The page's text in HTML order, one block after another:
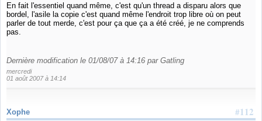
En fait l'essentiel quand même, c'est qu'un thread a disparu alors que
bordel, l'asile la copie c'est quand même l'endroit trop libre où on peut
parler de tout merde, c'est pour ça que ça a été créé, je ne comprends
pas.
Dernière modification le 01/08/07 à 14:16 par Gatling
mercredi
01 août 2007 à 14:14
#112
Xophe